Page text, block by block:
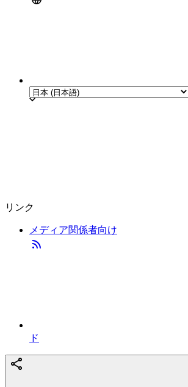
リンク
メディア関係者向け
ド